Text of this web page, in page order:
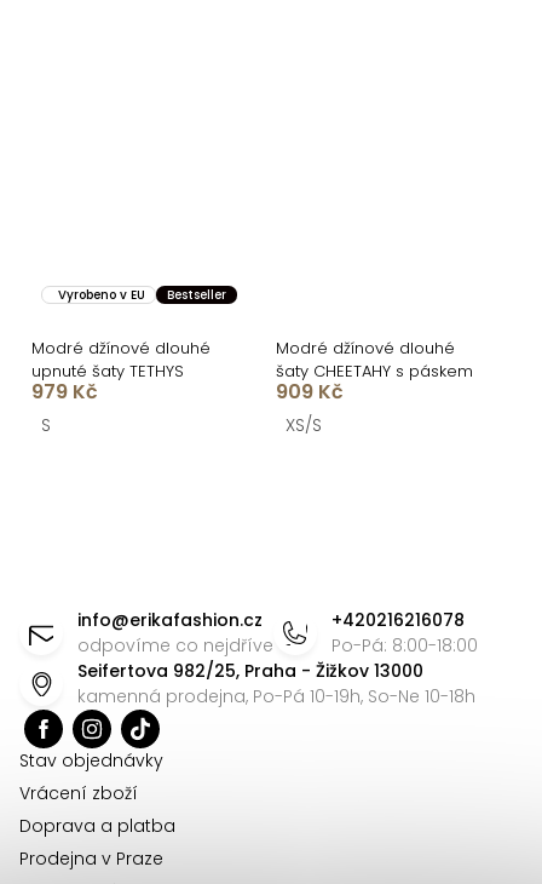
Vyrobeno v EU Bestseller
Modré džínové dlouhé
upnuté šaty TETHYS
979 Kč
S
Modré džínové dlouhé
šaty CHEETAHY s páskem
909 Kč
XS/S
a
c
í
info@erikafashion.cz
odpovíme co nejdříve
+420216216078
Po-Pá: 8:00-18:00
Seifertova 982/25, Praha - Žižkov 13000
kamenná prodejna, Po-Pá 10-19h, So-Ne 10-18h
Stav objednávky
Vrácení zboží
Doprava a platba
Prodejna v Praze